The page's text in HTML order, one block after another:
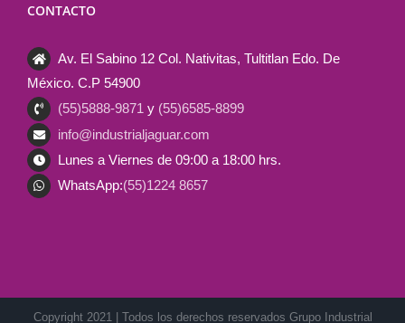
CONTACTO
Av. El Sabino 12 Col. Nativitas, Tultitlan Edo. De
México. C.P 54900
(55)5888-9871 y (55)6585-8899
info@industrialjaguar.com
Lunes a Viernes de 09:00 a 18:00 hrs.
WhatsApp:(55)1224 8657
Copyright 2021 | Todos los derechos reservados Grupo Industrial